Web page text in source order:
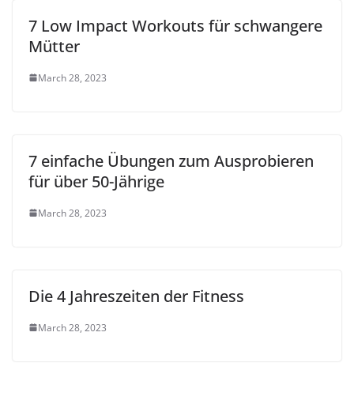
7 Low Impact Workouts für schwangere
Mütter
March 28, 2023
7 einfache Übungen zum Ausprobieren
für über 50-Jährige
March 28, 2023
Die 4 Jahreszeiten der Fitness
March 28, 2023